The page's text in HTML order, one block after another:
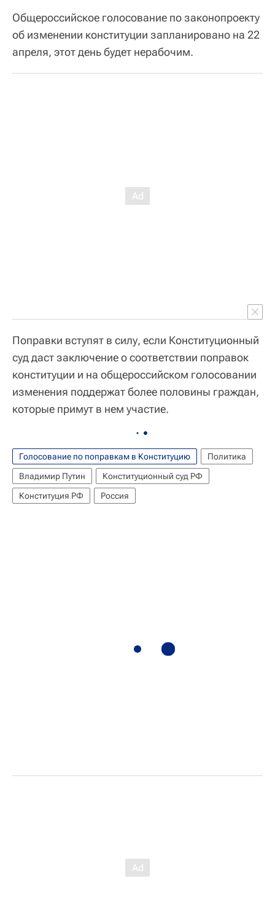
Общероссийское голосование по законопроекту
об изменении конституции запланировано на 22
апреля, этот день будет нерабочим.
Поправки вступят в силу, если Конституционный
суд даст заключение о соответствии поправок
конституции и на общероссийском голосовании
изменения поддержат более половины граждан,
которые примут в нем участие.
Голосование по поправкам в Конституцию
Политика
Владимир Путин
Конституционный суд РФ
Конституция РФ
Россия